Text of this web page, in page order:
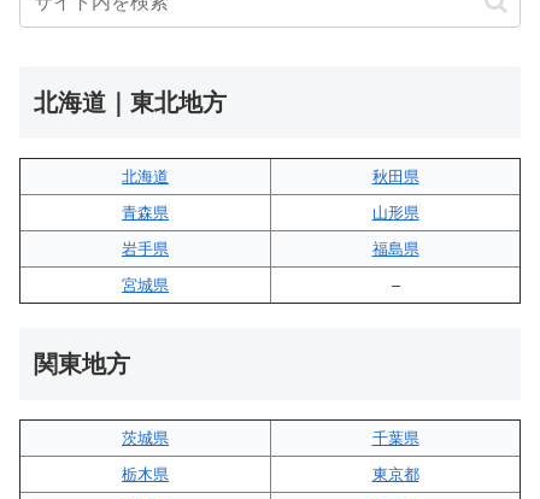
北海道｜東北地方
北海道
秋田県
青森県
山形県
岩手県
福島県
宮城県
–
関東地方
茨城県
千葉県
栃木県
東京都